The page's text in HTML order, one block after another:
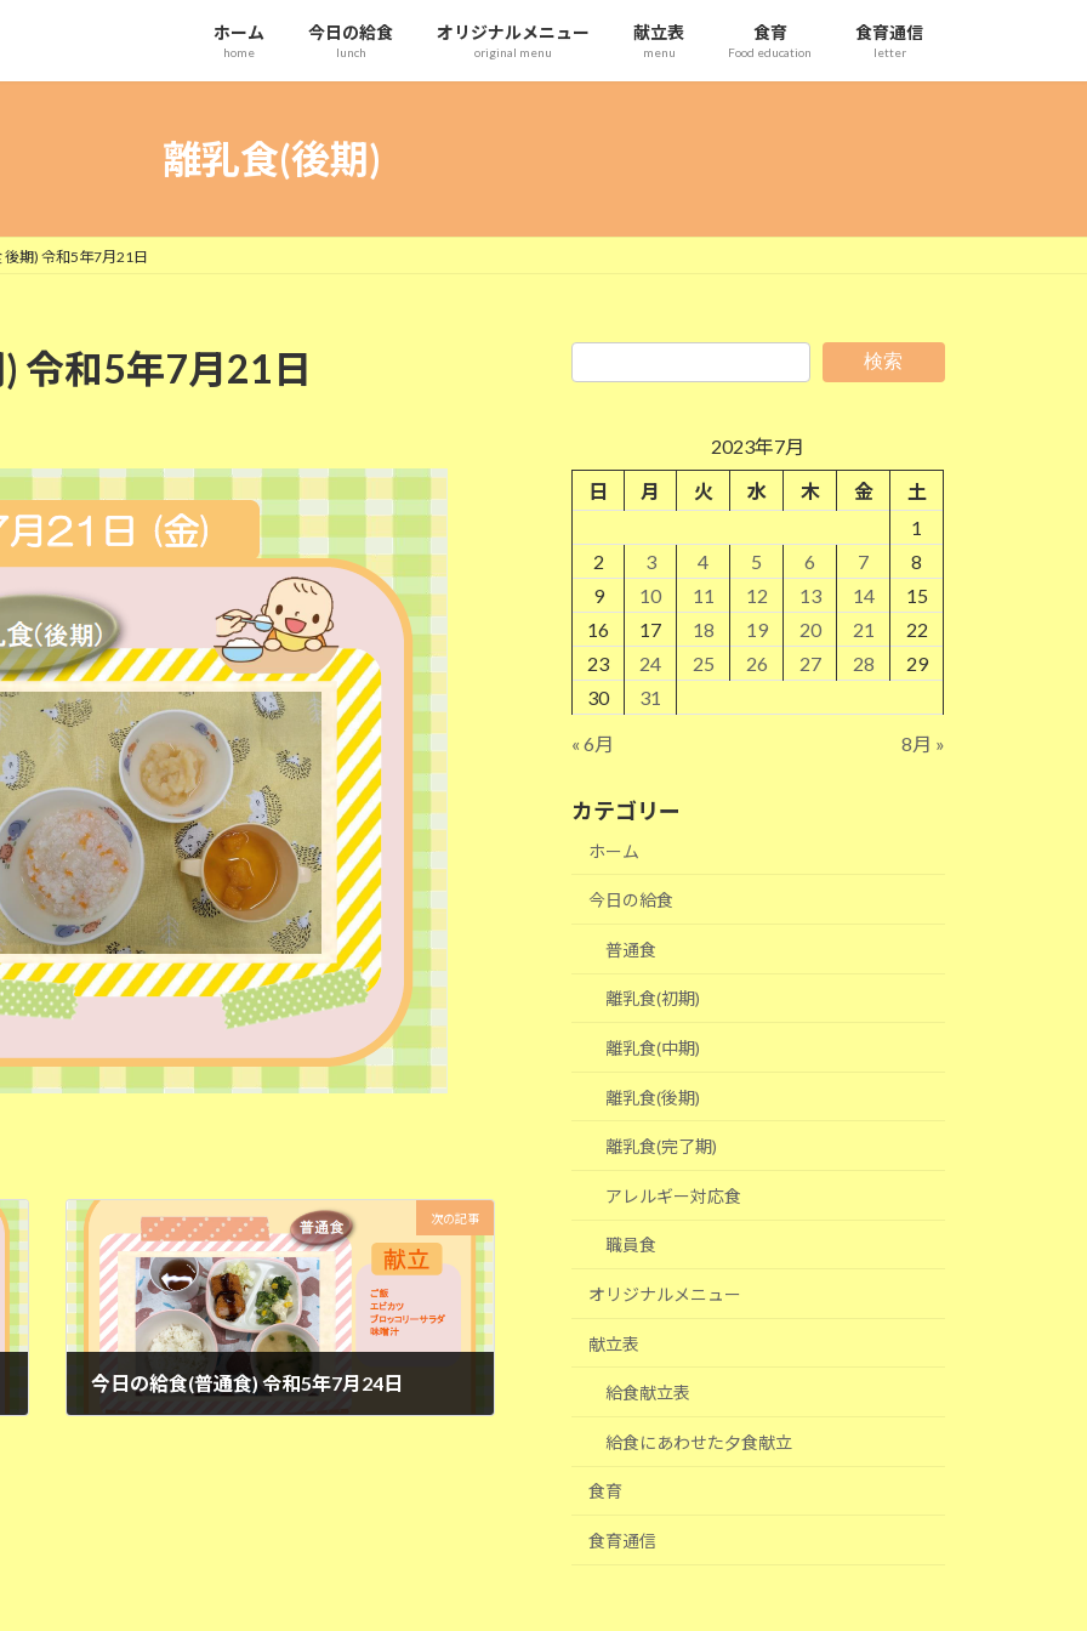
ホーム
home
今日の給食
lunch
オリジナルメニュー
original menu
献立表
menu
食育
Food education
食育通信
letter
離乳食(後期)
期) 令和5年7月21日
令和5年7月21日
次の記事
今日の給食(普通食) 令和5年7月24日
検索
2023年7月
日
月 火 水 木 金
土
1
2
3 4 5 6 7
8
9
10 11 12 13 14
15
16
17 18 19 20 21
22
23
24 25 26 27 28
29
30
31
« 6月 8月 »
カテゴリー
ホーム
今日の給食
普通食
離乳食(初期)
離乳食(中期)
離乳食(後期)
離乳食(完了期)
アレルギー対応食
職員食
オリジナルメニュー
献立表
給食献立表
給食にあわせた夕食献立
食育
食育通信